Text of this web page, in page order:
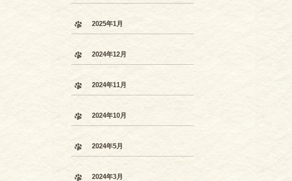
2025年1月
2024年12月
2024年11月
2024年10月
2024年5月
2024年3月